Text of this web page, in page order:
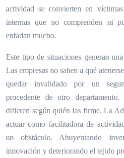
actividad se convierten en
internas que no comprenden ni
enfadan mucho.
Este tipo de situaciones generan
Las empresas no saben a qué
quedar invalidado por un
procedente de otro departamento.
difieren según quién las firme. La
actuar como facilitadora de
un obstáculo. Ahuyentando
innovación y deteriorando el tejido